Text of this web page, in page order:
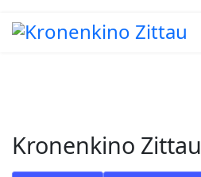
Kronenkino Zittau